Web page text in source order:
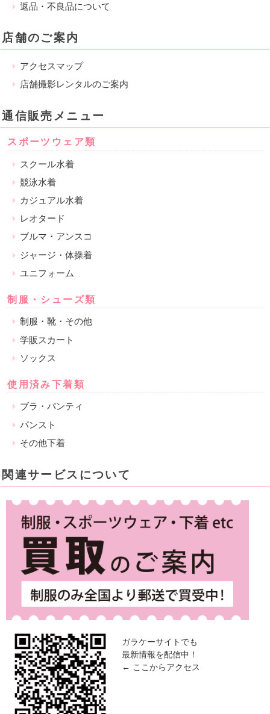
返品・不良品について
店舗のご案内
アクセスマップ
店舗撮影レンタルのご案内
通信販売メニュー
スポーツウェア類
スクール水着
競泳水着
カジュアル水着
レオタード
ブルマ・アンスコ
ジャージ・体操着
ユニフォーム
制服・シューズ類
制服・靴・その他
学販スカート
ソックス
使用済み下着類
ブラ・パンティ
パンスト
その他下着
関連サービスについて
ガラケーサイトでも
最新情報を配信中！
← ここからアクセス